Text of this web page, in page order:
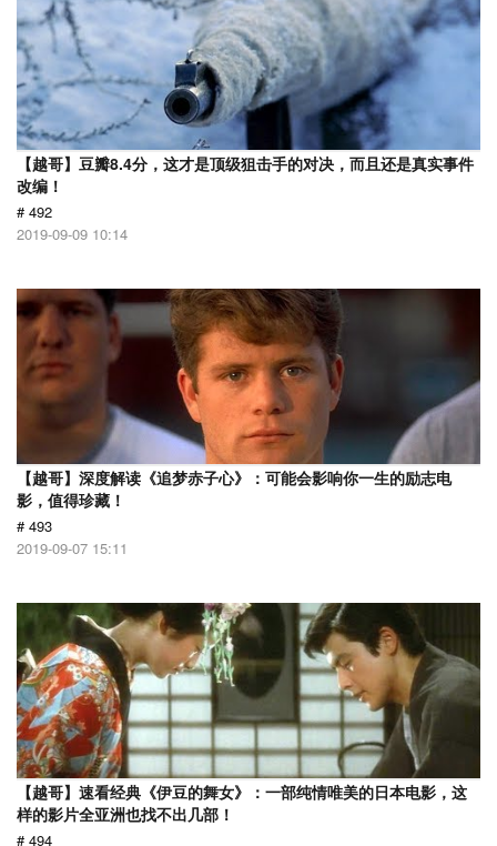
【越哥】豆瓣8.4分，这才是顶级狙击手的对决，而且还是真实事件
改编！
# 492
2019-09-09 10:14
【越哥】深度解读《追梦赤子心》：可能会影响你一生的励志电
影，值得珍藏！
# 493
2019-09-07 15:11
【越哥】速看经典《伊豆的舞女》：一部纯情唯美的日本电影，这
样的影片全亚洲也找不出几部！
# 494